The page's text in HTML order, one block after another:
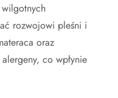
rozwojowi pleśni i
oraz
co wpłynie